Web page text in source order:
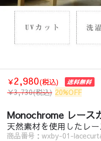
￥2,980(税込)
￥3,730(税込) 20%OFF
Monochrome レース
天然素材を使用したレ
商品番号：wxby-01-